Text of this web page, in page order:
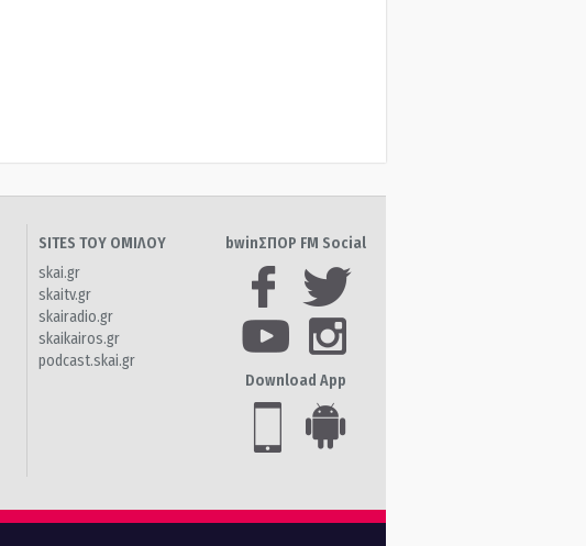
SITES ΤΟΥ ΟΜΙΛΟΥ
skai.gr
skaitv.gr
skairadio.gr
skaikairos.gr
podcast.skai.gr
bwinΣΠΟΡ FM Social
Download App